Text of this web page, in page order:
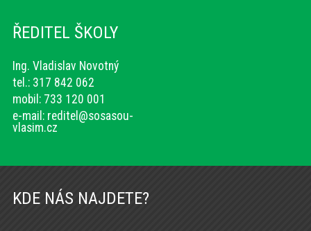
ŘEDITEL ŠKOLY
Ing. Vladislav Novotný
tel.: 317 842 062
mobil: 733 120 001
e-mail: reditel@sosasou-
vlasim.cz
KDE NÁS NAJDETE?